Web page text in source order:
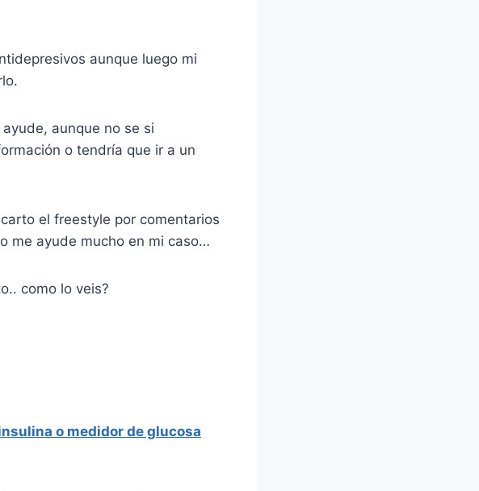
aunque luego mi
aunque no se si
o tendría que ir a un
el freestyle por comentarios
me ayude mucho en mi caso…
como lo veis?
o medidor de glucosa